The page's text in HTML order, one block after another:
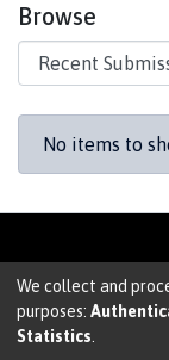
Browse
Recent
No items to
We collect and
purposes:
Statistics